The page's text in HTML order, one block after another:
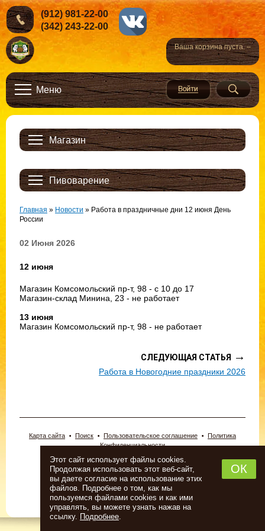
Ваша корзина пуста. –
(912) 981-22-00
(342) 243-22-00
Меню
Магазин
Пивоварение
Главная » Новости » Работа в праздничные дни 12 июня День
России
02 Июня 2026
12 июня
Магазин Комсомольский пр-т, 98 - с 10 до 17
Магазин-склад Минина, 23 - не работает
13 июня
Магазин Комсомольский пр-т, 98 - не работает
СЛЕДУЮЩАЯ СТАТЬЯ →
Работа в Новогодние праздники 2026
Интернет-магазин создан в
Информация о сайте
Карта сайта Поиск Пользовательское соглашение
Политика
Конфиденциальности
© 2026 «Новопермский пивовар».
ИП Новоселова Анна Леонидовна.
Тел: (342) 243-22-00, 2-409-203
Адрес: г. Пермь, Комсомольский проспект, 98
Этот сайт использует файлы cookies.
Продолжая использовать этот веб-сайт,
вы даете согласие на использование этих
файлов. Подробнее о том, как мы
пользуемся файлами cookies и как ими
управлять, вы можете узнать нажав на
ссылку. Подробнее
ОК